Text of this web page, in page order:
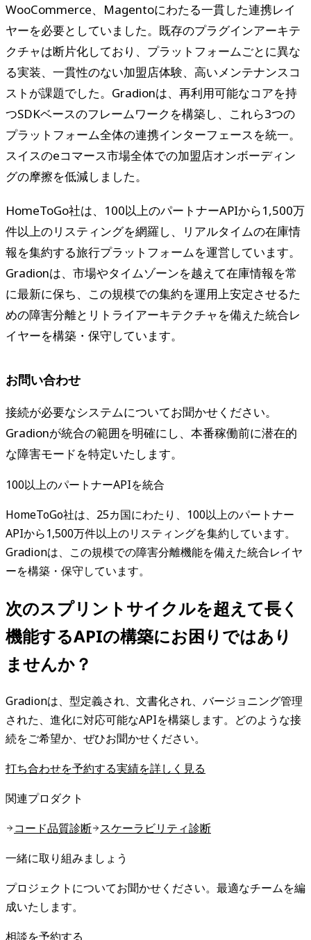
WooCommerce、Magentoにわたる一貫した連携レイ
ヤーを必要としていました。既存のプラグインアーキテ
クチャは断片化しており、プラットフォームごとに異な
る実装、一貫性のない加盟店体験、高いメンテナンスコ
ストが課題でした。Gradionは、再利用可能なコアを持
つSDKベースのフレームワークを構築し、これら3つの
プラットフォーム全体の連携インターフェースを統一。
スイスのeコマース市場全体での加盟店オンボーディン
グの摩擦を低減しました。
HomeToGo社は、100以上のパートナーAPIから1,500万
件以上のリスティングを網羅し、リアルタイムの在庫情
報を集約する旅行プラットフォームを運営しています。
Gradionは、市場やタイムゾーンを越えて在庫情報を常
に最新に保ち、この規模での集約を運用上安定させるた
めの障害分離とリトライアーキテクチャを備えた統合レ
イヤーを構築・保守しています。
お問い合わせ
接続が必要なシステムについてお聞かせください。
Gradionが統合の範囲を明確にし、本番稼働前に潜在的
な障害モードを特定いたします。
100以上のパートナーAPIを統合
HomeToGo社は、25カ国にわたり、100以上のパートナー
APIから1,500万件以上のリスティングを集約しています。
Gradionは、この規模での障害分離機能を備えた統合レイヤ
ーを構築・保守しています。
次のスプリントサイクルを超えて長く
機能するAPIの構築にお困りではあり
ませんか？
Gradionは、型定義され、文書化され、バージョニング管理
された、進化に対応可能なAPIを構築します。どのような接
続をご希望か、ぜひお聞かせください。
打ち合わせを予約する実績を詳しく見る
関連プロダクト
コード品質診断 スケーラビリティ診断
一緒に取り組みましょう
プロジェクトについてお聞かせください。最適なチームを編
成いたします。
相談を予約する